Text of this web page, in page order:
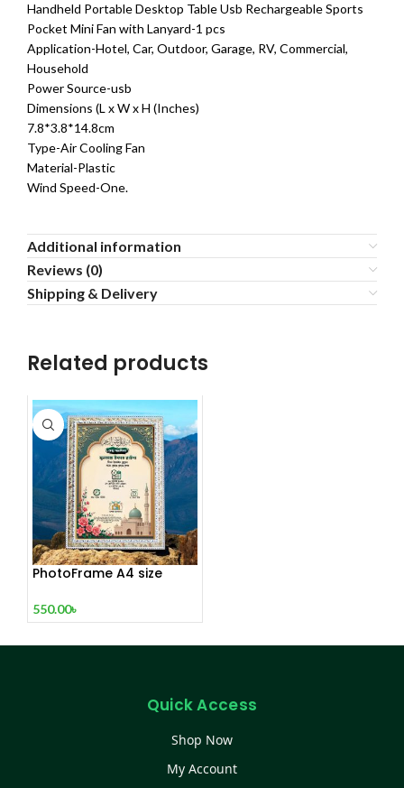
Handheld Portable Desktop Table Usb Rechargeable Sports
Pocket Mini Fan with Lanyard-1 pcs
Application-Hotel, Car, Outdoor, Garage, RV, Commercial,
Household
Power Source-usb
Dimensions (L x W x H (Inches)
7.8*3.8*14.8cm
Type-Air Cooling Fan
Material-Plastic
Wind Speed-One.
Additional information
Reviews (0)
Shipping & Delivery
Related products
PhotoFrame A4 size
550.00৳
Quick Access
Shop Now
My Account